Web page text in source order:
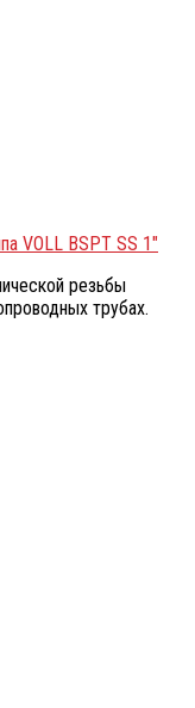
VOLL BSPT SS 1″
резьбы
трубах.